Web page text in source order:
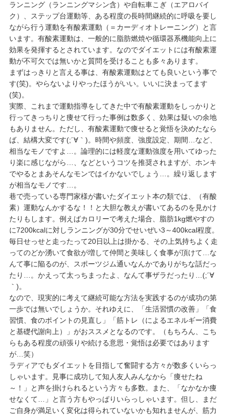
ランニング（ランニングマシン含）や自転車こぎ（エアロバイ
ク）、ステップ台運動等、ある程度の長時間継続的に呼吸を要し
ながら行う運動を有酸素運動（＝カーディオトレーニング）と言
います。有酸素運動は、一般的に脂肪燃焼や循環器系機能向上に
効果を発揮するとされています。なのでダイエットには有酸素運
動が不可欠では無いかと質問を受けることも多々あります。
まずはっきりと言える事は、有酸素運動はとても良いという事で
す(笑)。やらないよりやったほうがいい。いいに決まってます
(笑)。
実際、これまで運動指導をしてきた中で有酸素運動をしっかりと
行ってきっちりと痩せて行った事例は数多く、効果は疑いの余地
もありません。ただし、有酸素運動で痩せると覚悟を決めたなら
ば、結構大変です(;´∀｀)。時間や頻度、強度設定、期間…など、
相当なモノですよ…。論理的には軽度な運動強度を用いてゆった
り楽に感じながら…、などというコツを推奨されますが、ホンキ
でやるとまあそんなモンではイかないでしょう…。繰り返します
が相当なモノです…。
巷で売っている専門家様が書いたダイエット本の類では、（有酸
素）運動なんかするな！！と大胆な教えが書いてあるのを見かけ
たりもします。例えばカロリーで考えた場合、脂肪1kg燃やすの
に7200kcalに対しランニングが30分でせいぜい3～400kcal程度。
毎日せっせと走ったって20日以上は掛かる、その上気持ちよく走
ってのどか湧いて食欲が増して仲間と美味しく食事が頂けて…な
んて事に陥るのが、スポーツジム通いなんかでありがちな話だっ
たり…。かえって太っちまったよ、なんて事ザラだったり…(;´∀
｀)。
なので、現実的に考えて継続可能な方法を実践するのが成功の第
一歩では無いでしょうか。それゆえに、「生活習慣の改善」「食
習慣、食のポイントの見直し」「筋トレ（によるエネルギー消費
と基礎代謝向上）」がおススメとなるのです。（もちろん、こち
らもある程度の頑張りや続ける意思・覚悟は必要ではあります
が…笑）
ラディアでもダイエットを目指して奮闘する方々が数多くいらっ
しゃいます。見事に成功して知人友人みんなから「痩せたね
～！」と声を掛けられるという方々も多数。また、「なかなか痩
せなくて…」と言う方もやっぱりいらっしゃいます。但し、まだ
ご自身が満足いく変化は得られていないかも知れませんが、筋力